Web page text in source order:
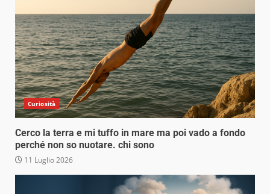
Curiosità
Cerco la terra e mi tuffo in mare ma poi vado a fondo
perché non so nuotare. chi sono
11 Luglio 2026